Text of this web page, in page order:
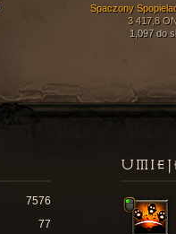
Spaczony
3 417,8
1,097 do
7576
77